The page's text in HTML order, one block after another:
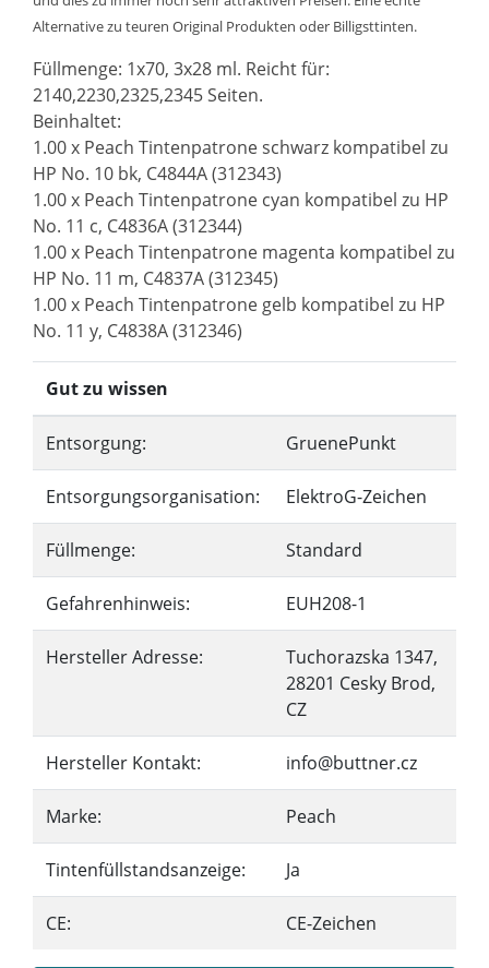
Alternative zu teuren Original Produkten oder Billigsttinten.
Füllmenge: 1x70, 3x28 ml. Reicht für:
2140,2230,2325,2345 Seiten.
Beinhaltet:
1.00 x Peach Tintenpatrone schwarz kompatibel zu
HP No. 10 bk, C4844A (312343)
1.00 x Peach Tintenpatrone cyan kompatibel zu HP
No. 11 c, C4836A (312344)
1.00 x Peach Tintenpatrone magenta kompatibel zu
HP No. 11 m, C4837A (312345)
1.00 x Peach Tintenpatrone gelb kompatibel zu HP
No. 11 y, C4838A (312346)
Gut zu wissen
Entsorgung: GruenePunkt
Entsorgungsorganisation: ElektroG-Zeichen
Füllmenge: Standard
Gefahrenhinweis: EUH208-1
Hersteller Adresse:
Tuchorazska 1347,
28201 Cesky Brod,
CZ
Hersteller Kontakt: info@buttner.cz
Marke: Peach
Tintenfüllstandsanzeige: Ja
CE: CE-Zeichen